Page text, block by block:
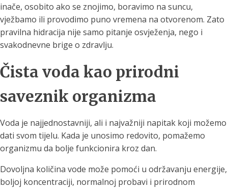
inače, osobito ako se znojimo, boravimo na suncu,
vježbamo ili provodimo puno vremena na otvorenom. Zato
pravilna hidracija nije samo pitanje osvježenja, nego i
svakodnevne brige o zdravlju.
Čista voda kao prirodni
saveznik organizma
Voda je najjednostavniji, ali i najvažniji napitak koji možemo
dati svom tijelu. Kada je unosimo redovito, pomažemo
organizmu da bolje funkcionira kroz dan.
Dovoljna količina vode može pomoći u održavanju energije,
boljoj koncentraciji, normalnoj probavi i prirodnom